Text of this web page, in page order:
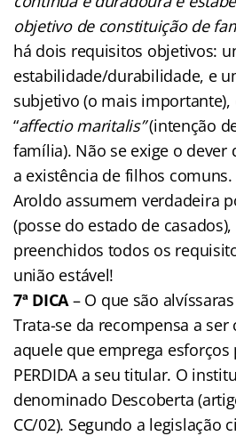
objetivo de constituição de
há dois requisitos objetivos:
estabilidade/durabilidade, e
subjetivo (o mais
“affectio maritalis”(intenção
família). Não se exige o dever
a existência de filhos
Aroldo assumem verdadeira
(posse do estado de
preenchidos todos os
união estável!
7ª DICA– O que são
Trata-se da recompensa a
aquele que emprega esforços
PERDIDA a seu titular. O
denominado Descoberta
CC/02). Segundo a legislação